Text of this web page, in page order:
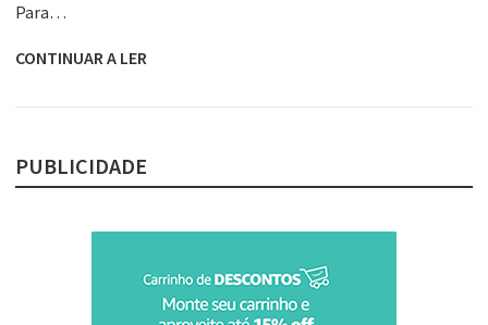
Para…
CONTINUAR A LER
PUBLICIDADE